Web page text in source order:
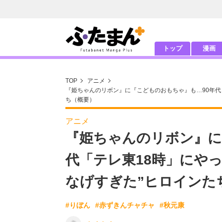
トップ 漫画
TOP
アニメ
『姫ちゃんのリボン』に『こどものおもちゃ』も…90年
ち（概要）
アニメ
『姫ちゃんのリボン』
代「テレ東18時」にや
なげすぎた”ヒロインた
#りぼん #赤ずきんチャチャ #秋元康